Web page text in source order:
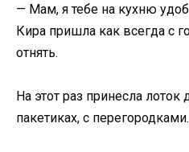
— Мам, я тебе на кухню
Кира пришла как всегда с
отнять.
На этот раз принесла
пакетиках, с перегородками.